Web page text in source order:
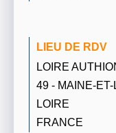
LIEU DE RDV
LOIRE
49 - MAINE-
LOIRE
FRANCE